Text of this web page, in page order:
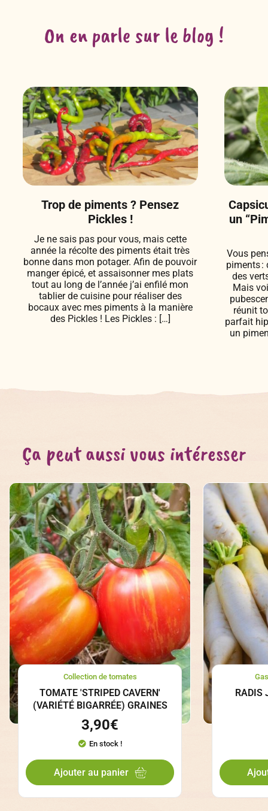
On en parle sur le blog !
Trop de piments ? Pensez
Pickles !
Je ne sais pas pour vous, mais cette
année la récolte des piments était très
bonne dans mon potager. Afin de pouvoir
manger épicé, et assaisonner mes plats
tout au long de l’année j’ai enfilé mon
tablier de cuisine pour réaliser des
bocaux avec mes piments à la manière
des Pickles ! Les Pickles : […]
un
Vous
piments :
des
Mais
réunit
parfait
un
Ça peut aussi vous intéresser
Collection de tomates
TOMATE 'STRIPED CAVERN'
(VARIÉTÉ BIGARRÉE) GRAINES
3,90€
En stock !
Ajouter au panier
RADIS